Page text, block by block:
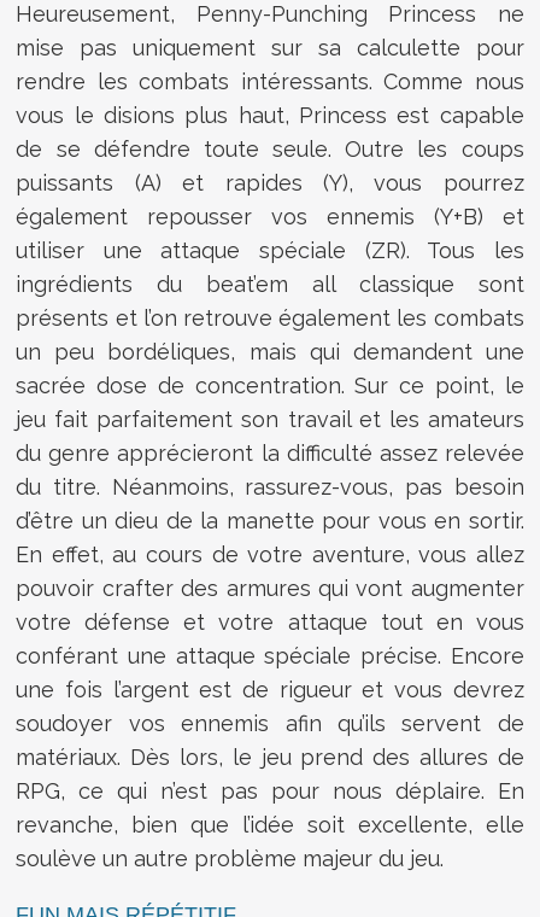
Heureusement, Penny-Punching Princess ne
mise pas uniquement sur sa calculette pour
rendre les combats intéressants. Comme nous
vous le disions plus haut, Princess est capable
de se défendre toute seule. Outre les coups
puissants (A) et rapides (Y), vous pourrez
également repousser vos ennemis (Y+B) et
utiliser une attaque spéciale (ZR). Tous les
ingrédients du beat’em all classique sont
présents et l’on retrouve également les combats
un peu bordéliques, mais qui demandent une
sacrée dose de concentration. Sur ce point, le
jeu fait parfaitement son travail et les amateurs
du genre apprécieront la difficulté assez relevée
du titre. Néanmoins, rassurez-vous, pas besoin
d’être un dieu de la manette pour vous en sortir.
En effet, au cours de votre aventure, vous allez
pouvoir crafter des armures qui vont augmenter
votre défense et votre attaque tout en vous
conférant une attaque spéciale précise. Encore
une fois l’argent est de rigueur et vous devrez
soudoyer vos ennemis afin qu’ils servent de
matériaux. Dès lors, le jeu prend des allures de
RPG, ce qui n’est pas pour nous déplaire. En
revanche, bien que l’idée soit excellente, elle
soulève un autre problème majeur du jeu.